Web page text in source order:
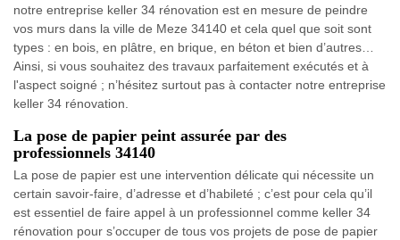
notre entreprise keller 34 rénovation est en mesure de peindre
vos murs dans la ville de Meze 34140 et cela quel que soit sont
types : en bois, en plâtre, en brique, en béton et bien d’autres…
Ainsi, si vous souhaitez des travaux parfaitement exécutés et à
l'aspect soigné ; n’hésitez surtout pas à contacter notre entreprise
keller 34 rénovation.
La pose de papier peint assurée par des
professionnels 34140
La pose de papier est une intervention délicate qui nécessite un
certain savoir-faire, d’adresse et d’habileté ; c’est pour cela qu’il
est essentiel de faire appel à un professionnel comme keller 34
rénovation pour s’occuper de tous vos projets de pose de papier